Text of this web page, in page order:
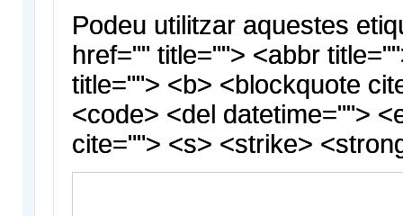
Podeu utilitzar aquestes
href="" title=""> <abbr
title=""> <b> <blockquote
<code> <del datetime="">
cite=""> <s> <strike>